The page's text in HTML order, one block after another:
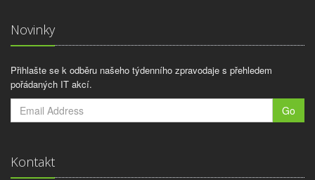
Novinky
Přihlašte se k odběru našeho týdenního zpravodaje s přehledem
pořádaných IT akcí.
Go
Kontakt